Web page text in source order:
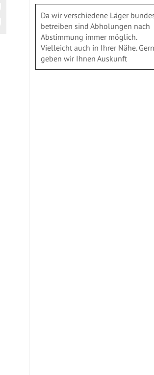
Da wir verschiedene Läger
betreiben sind Abholungen nach
Abstimmung immer möglich.
Vielleicht auch in Ihrer Nähe.
geben wir Ihnen Auskunft